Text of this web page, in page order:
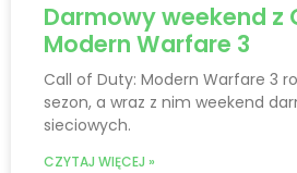
Darmowy weekend z
Modern Warfare 3
Call of Duty: Modern Warfare 3
sezon, a wraz z nim weekend
sieciowych.
CZYTAJ WIĘCEJ »